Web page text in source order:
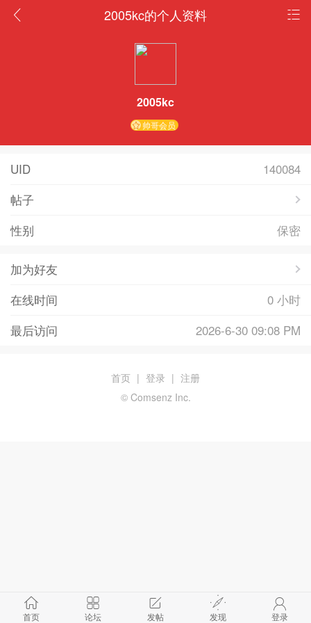
2005kc的个人资料
2005kc
帅哥会员
UID
140084
帖子
性别
保密
加为好友
在线时间
0 小时
最后访问
2026-6-30 09:08 PM
首页 论坛 发帖 发现 登录
首页 | 登录 | 注册
© Comsenz Inc.